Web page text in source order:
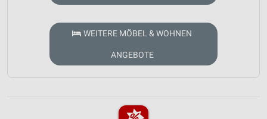
WEITERE MÖBEL & WOHNEN
ANGEBOTE